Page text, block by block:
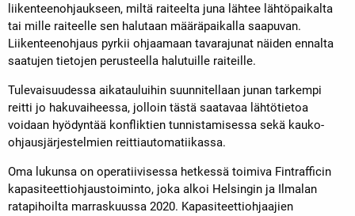
liikenteenohjaukseen, miltä raiteelta juna lähtee lähtöpaikalta
tai mille raiteelle sen halutaan määräpaikalla saapuvan.
Liikenteenohjaus pyrkii ohjaamaan tavarajunat näiden ennalta
saatujen tietojen perusteella halutuille raiteille.
Tulevaisuudessa aikatauluihin suunnitellaan junan tarkempi
reitti jo hakuvaiheessa, jolloin tästä saatavaa lähtötietoa
voidaan hyödyntää konfliktien tunnistamisessa sekä kauko-
ohjausjärjestelmien reittiautomatiikassa.
Oma lukunsa on operatiivisessa hetkessä toimiva Fintrafficin
kapasiteettiohjaustoiminto, joka alkoi Helsingin ja Ilmalan
ratapihoilta marraskuussa 2020. Kapasiteettiohjaajien